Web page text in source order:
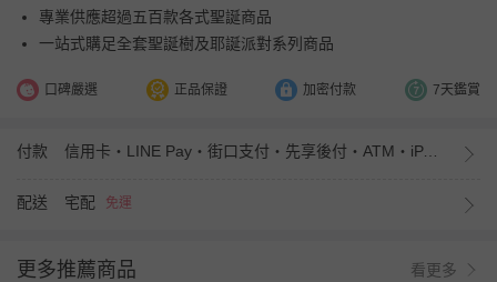
專業供應超過五百款各式聖誕商品
一站式購足全套聖誕樹及耶誕派對系列商品
口碑嚴選 正品保證 加密付款 7天鑑賞
付款 信用卡・LINE Pay・街口支付・先享後付・ATM・iPASS MONEY
配送 宅配 免運
更多推薦商品 看更多